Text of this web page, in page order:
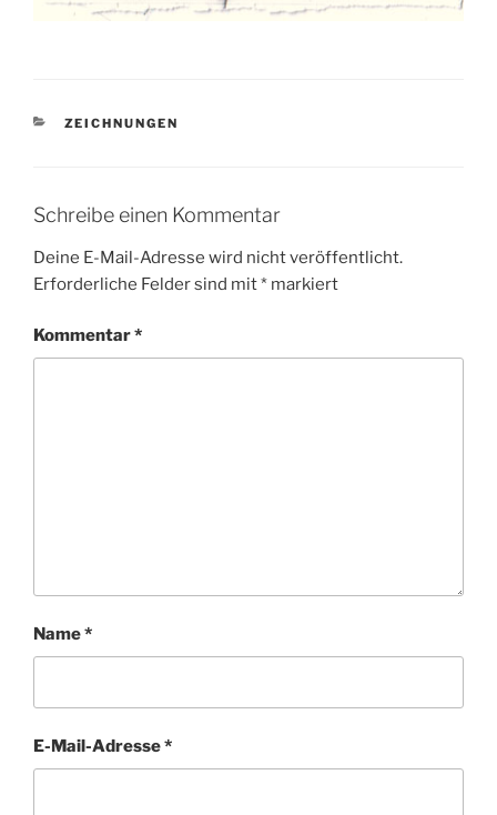
KATEGORIEN
ZEICHNUNGEN
Schreibe einen Kommentar
Deine E-Mail-Adresse wird nicht veröffentlicht.
Erforderliche Felder sind mit* markiert
Kommentar*
Name*
E-Mail-Adresse*